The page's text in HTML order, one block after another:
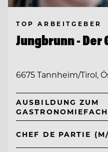
TOP ARBEITGEBER
Jungbrunn -
6675 Tannheim/Tirol,
AUSBILDUNG ZUM
CHEF DE PARTIE